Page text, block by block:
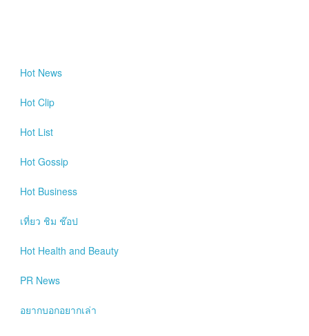
Hot News
Hot Clip
Hot List
Hot Gossip
Hot Business
เที่ยว ชิม ช๊อป
Hot Health and Beauty
PR News
อยากบอกอยากเล่า